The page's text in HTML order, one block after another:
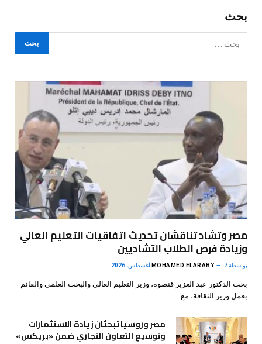
بحث
مصر وتشاد تناقشان تحديث اتفاقيات التعليم العالي
وزيادة فرص الطلاب التشاديين
بواسطة MOHAMED ELARABY 7 أغسطس، 2026
بحث الدكتور عبد العزيز قنصوة، وزير التعليم العالي والبحث العلمي والقائم
بعمل وزير الثقافة، مع…
مصر وروسيا تبحثان زيادة الاستثمارات
وتوسيع التعاون التجاري ضمن «بريكس»